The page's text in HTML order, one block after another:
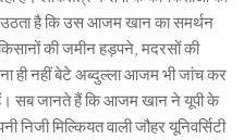
है कि उस आजम खान का समर्थन
की जमीन हड़पने, मदरसों की
ही नहीं बेटे अब्दुल्ला आजम भी जांच कर
हैं। सब जानते हैं कि आजम खान ने यूपी के
मिल्कियत वाली जौहर यूनिवर्सिटी